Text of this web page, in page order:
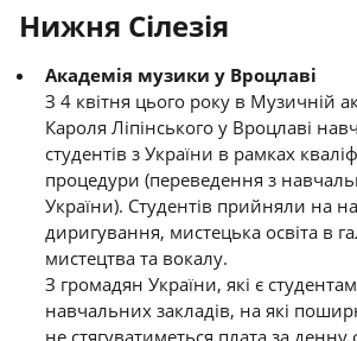
Нижня Сілезія
Академія музики у Вроцлаві
З 4 квітня цього року в Музичній
Кароля Ліпінського у Вроцлаві
студентів з України в рамках
процедури (переведення з
України). Студентів прийняли на
диригування, мистецька освіта в
мистецтва та вокалу.
З громадян України, які є
навчальних закладів, на які
не стягуватиметься плата за